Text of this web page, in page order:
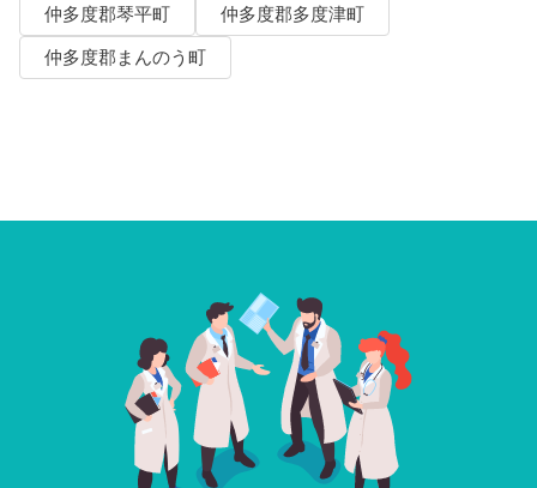
仲多度郡琴平町
仲多度郡多度津町
仲多度郡まんのう町